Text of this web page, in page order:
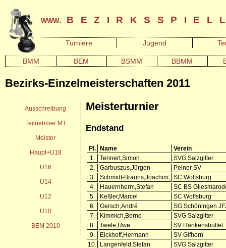
www.
Turniere Jugend
BMM BEM BSMM BBMM
Bezirks-Einzelmeisterschaften 2011
Ausschreibung
Teilnehmer MT
Meister
Haupt+U18
U16
U14
U12
U10
BEM 2010
Meisterturnier
Endstand
Pl. Name
Verein
1.
Tennert,Simon
SVG Salzgitter
2.
Garbuszus,Jürgen
Peiner SV
3.
Schmidt-Brauns,Joachim,
SC Wolfsburg
4.
Hauernherm,Stefan
SC BS
5.
Keßler,Marcel
SC Wolfsburg
6.
Gersch,André
SG Schöningen
7.
Kimmich,Bernd
SVG Salzgitter
8.
Twele,Uwe
SV Hankensbüttel
9.
Eickhoff,Hermann
SV Gifhorn
10.
Langenfeld,Stefan
SVG Salzgitter